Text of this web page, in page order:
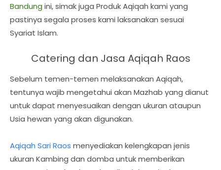
Bandung ini, simak juga Produk Aqiqah kami yang
pastinya segala proses kami laksanakan sesuai
Syariat Islam.
Catering dan Jasa Aqiqah Raos
Sebelum temen-temen melaksanakan Aqiqah,
tentunya wajib mengetahui akan Mazhab yang dianut
untuk dapat menyesuaikan dengan ukuran ataupun
Usia hewan yang akan digunakan.
Aqiqah Sari Raos menyediakan kelengkapan jenis
ukuran Kambing dan domba untuk memberikan